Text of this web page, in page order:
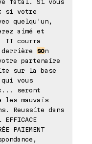
si votre
quelqu'un,
aimé et
II courra
derrière son
partenaire
sur la base
vous
seront
mauvais
Reussite dans
PAIEMENT